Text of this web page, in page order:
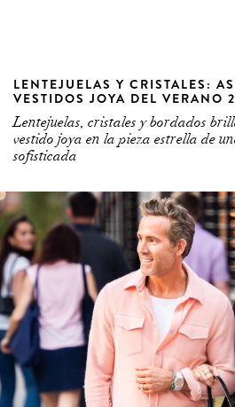
VESTIDOS JOYA DEL VERANO
Lentejuelas, cristales y bordados
vestido joya en la pieza estrella de
sofisticada